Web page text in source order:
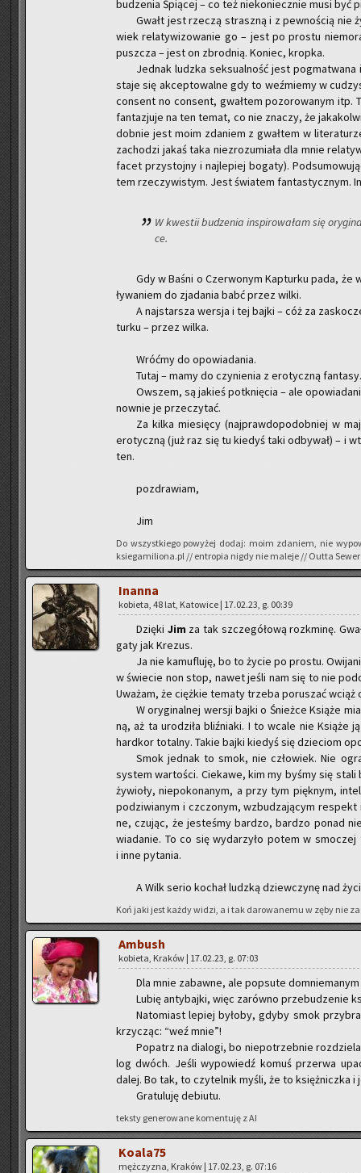
bu­dze­nia Śpią­cej – co też nie­ko­niecz­nie musi być
Gwałt jest rze­czą strasz­ną i z pew­no­ścią nie
wiek re­la­ty­wi­zo­wa­nie go – jest po pro­stu
pusz­cza – jest on zbrod­nią. Ko­niec, krop­ka.
Jed­nak ludz­ka sek­su­al­ność jest
staje się ak­cep­to­wal­ne gdy to weź­mie­my w
con­sent no con­sent, gwał­tem po­zo­ro­wa­nym itp.
fan­ta­zju­je na ten temat, co nie zna­czy, że
dob­nie jest moim zda­niem z gwał­tem w
za­cho­dzi jakaś taka nie­zro­zu­mia­ła dla mnie
facet przy­stoj­ny i naj­le­piej bo­ga­ty).
tem rze­czy­wi­stym. Jest świa­tem fan­ta­stycz­nym.
W kwe­stii bu­dze­nia in­spi­ro­wa­łam się
ce.
Gdy w Baśni o Czer­wo­nym Kap­tur­ku pada,
ły­wa­niem do zja­da­nia babć przez wilki.
A naj­star­sza wer­sja i tej bajki – cóż za
tur­ku – przez wilka.
Wróć­my do opo­wia­da­nia.
Tutaj – mamy do czy­nie­nia z ero­tycz­ną
Ow­szem, są ja­kieś po­tknię­cia – ale
now­nie je prze­czy­tać.
Za kilka mie­się­cy (naj­praw­do­po­dob­niej w
ero­tycz­ną (już raz się tu kie­dyś taki od­by­wał) – i
ten.
po­zdra­wiam,
Jim
Do wszyst­kie­go po­wy­żej dodaj: moim zda­niem, nie
ksiegamiliona.pl // en­tro­pia nigdy nie ma­le­je // Outta
In­an­na
ko­bie­ta, 48 lat, Ka­to­wi­ce | 17.02.23, g. 00:39
Dzię­ki Jim za tak szcze­gó­ło­wą roz­k­mi­nę.
ga­ty jak Kre­zus.
Ja nie ka­mu­flu­ję, bo to życie po pro­stu.
w świe­cie non stop, nawet jeśli nam się to nie
Uwa­żam, że cięż­kie te­ma­ty trze­ba po­ru­szać
W ory­gi­nal­nej wer­sji bajki o Śnież­ce Ksią­że
ną, aż ta uro­dzi­ła bliź­nia­ki. I to wcale nie Ksią­że
hard­kor to­tal­ny. Takie bajki kie­dyś się dzie­ciom
Smok jed­nak to smok, nie czło­wiek. Nie
sys­tem war­to­ści. Cie­ka­we, kim my byśmy się
ży­wio­ły, nie­po­ko­na­nym, a przy tym pięk­nym,
po­dzi­wia­nym i czczo­nym, wzbu­dza­ją­cym
ne, czu­jąc, że je­ste­śmy bar­dzo, bar­dzo ponad
wia­da­nie. To co się wy­da­rzy­ło potem w
i inne py­ta­nia.
A Wilk serio ko­chał ludz­ką dziew­czy­nę nad
Koń jaki jest każdy widzi, a i tak da­ro­wa­ne­mu w zęby nie
Am­bush
ko­bie­ta, Kra­ków | 17.02.23, g. 07:03
Dla mnie za­baw­ne, ale po­psu­te
Lubię an­ty­baj­ki, więc za­rów­no prze­bu­dze­nie
Na­to­miast le­piej by­ło­by, gdyby smok
krzy­cząc: “weź mnie”!
Po­patrz na dia­lo­gi, bo nie­po­trzeb­nie
log dwóch. Jeśli wy­po­wiedź komuś prze­rwa
dalej. Bo tak, to czy­tel­nik myśli, że to księż­nicz­ka
Gra­tu­lu­ję de­biu­tu.
tek­sty ge­ne­ro­wa­ne ko­men­tu­ję z AI
Ko­ala­75
męż­czy­zna, Kra­ków | 17.02.23, g. 07:16